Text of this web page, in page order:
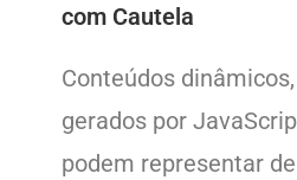
com Cautela
Conteúdos
gerados por
podem representar